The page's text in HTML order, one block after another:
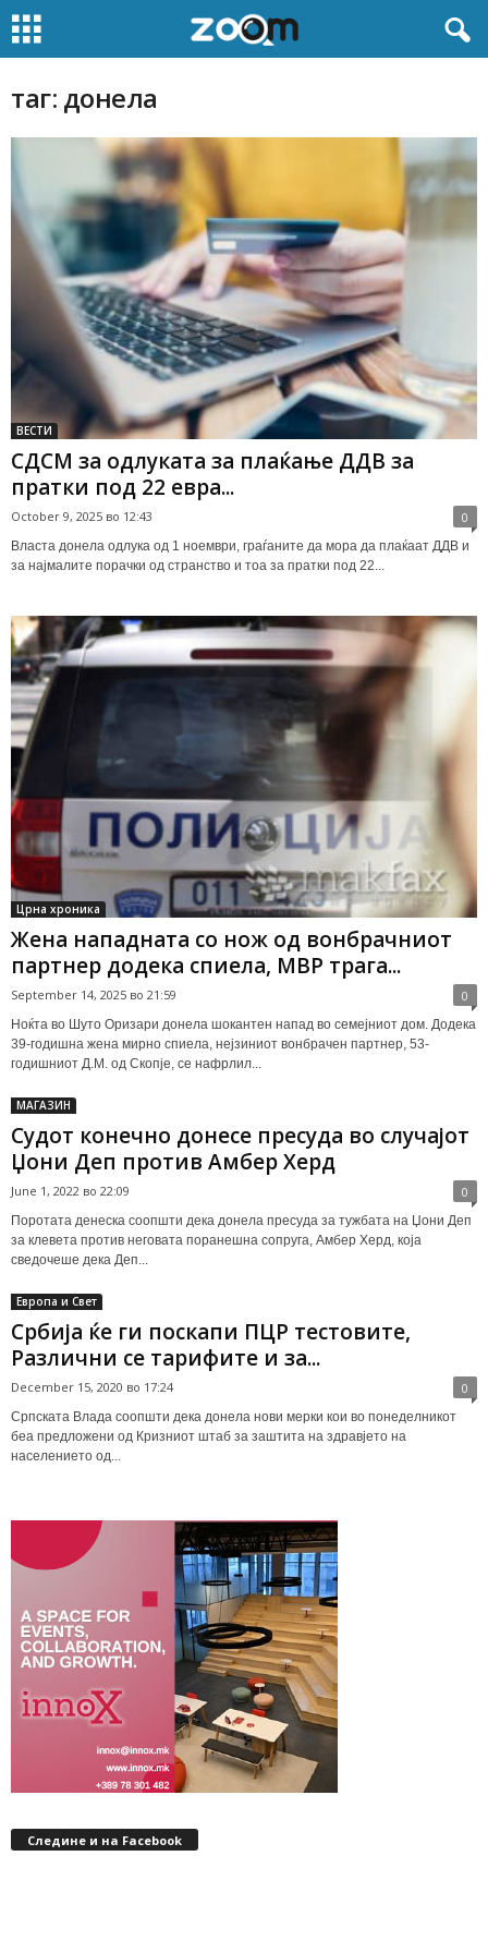
таг: донела
ВЕСТИ
СДСМ за одлуката за плаќање ДДВ за
пратки под 22 евра...
October 9, 2025 во 12:43 0
Власта донела одлука од 1 ноември, граѓаните да мора да плаќаат ДДВ и
за најмалите порачки од странство и тоа за пратки под 22...
Црна хроника
Жена нападната со нож од вонбрачниот
партнер додека спиела, МВР трага...
September 14, 2025 во 21:59 0
Ноќта во Шуто Оризари донела шокантен напад во семејниот дом. Додека
39-годишна жена мирно спиела, нејзиниот вонбрачен партнер, 53-
годишниот Д.М. од Скопје, се нафрлил...
МАГАЗИН
Судот конечно донесе пресуда во случајот
Џони Деп против Амбер Херд
June 1, 2022 во 22:09 0
Поротата денеска соопшти дека донела пресуда за тужбата на Џони Деп
за клевета против неговата поранешна сопруга, Амбер Херд, која
сведочеше дека Деп...
Европа и Свет
Србија ќе ги поскапи ПЦР тестовите,
Различни се тарифите и за...
December 15, 2020 во 17:24 0
Српската Влада соопшти дека донела нови мерки кои во понеделникот
беа предложени од Кризниот штаб за заштита на здравјето на
населението од...
Следине и на Facebook